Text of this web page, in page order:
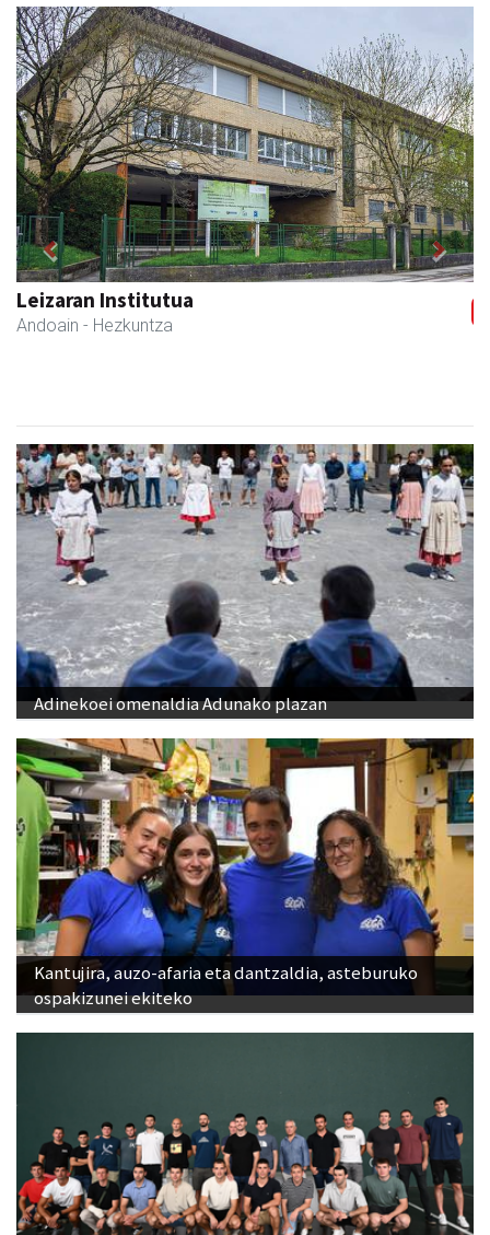
Andoaingo AEK euskaltegia
Andoain - Euskaltegiak
Previous Next
Adinekoei omenaldia Adunako plazan
Kantujira, auzo-afaria eta dantzaldia, asteburuko
ospakizunei ekiteko